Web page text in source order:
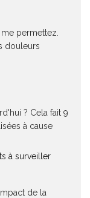
permettez.
douleurs
? Cela fait 9
à cause
à surveiller
de la